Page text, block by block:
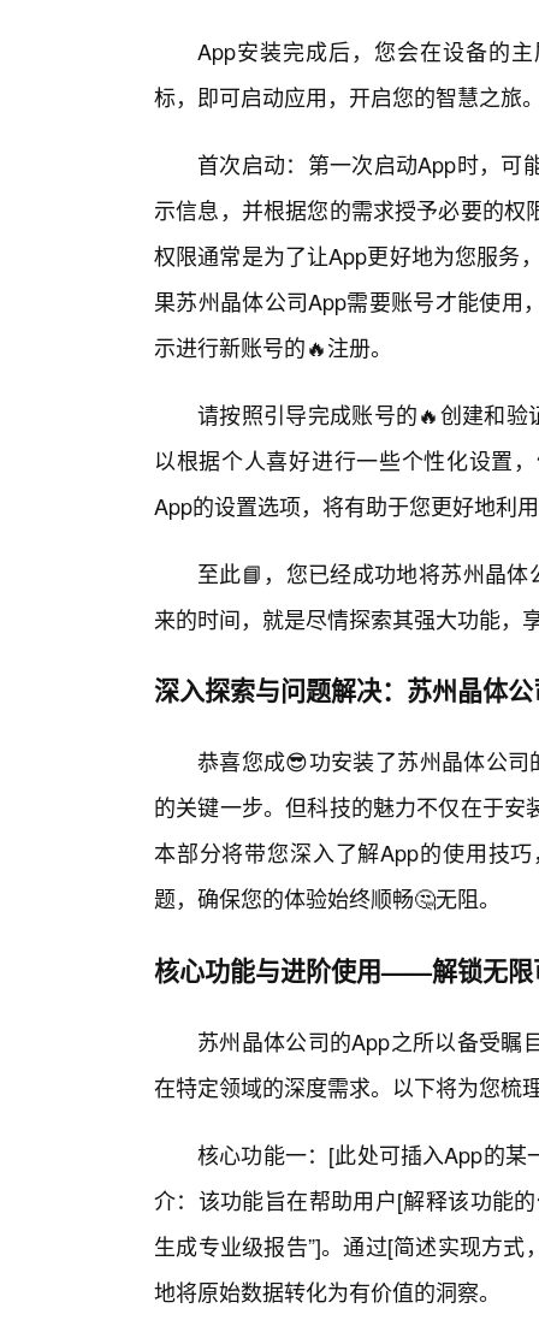
App安装完成后，您会在设备的
标，即可启动应用，开启您的智慧之旅
首次启动：第一次启动App时，可
示信息，并根据您的需求授予必要的
权限通常是为了让App更好地为您服务
果苏州晶体公司App需要账号才能使用
示进行新账号的🔥注册。
请按照引导完成账号的🔥创建和
以根据个人喜好进行一些个性化设置
App的设置选项，将有助于您更好地利
至此📘，您已经成功地将苏州晶
来的时间，就是尽情探索其强大功能，
深入探索与问题解决：苏州晶体
恭喜您成😎功安装了苏州晶体公
的关键一步。但科技的魅力不仅在于
本部分将带您深入了解App的使用技
题，确保您的体验始终顺畅🤔无阻。
核心功能与进阶使用——解锁无限
苏州晶体公司的App之所以备受瞩
在特定领域的深度需求。以下将为您梳
核心功能一：[此处可插入App的某
介：该功能旨在帮助用户[解释该功能
生成专业级报告”]。通过[简述实现方式
地将原始数据转化为有价值的洞察。